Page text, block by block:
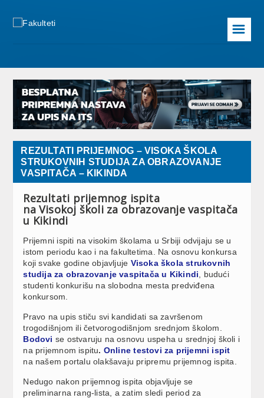
☰
REZULTATI PRIJEMNOG – VISOKA ŠKOLA
STRUKOVNIH STUDIJA ZA OBRAZOVANJE
VASPITAČA – KIKINDA
Rezultati prijemnog ispita
na Visokoj školi za obrazovanje vaspitača
u Kikindi
Prijemni ispiti na visokim školama u Srbiji odvijaju se u
istom periodu kao i na fakultetima. Na osnovu konkursa
koji svake godine objavljuje Visoka škola strukovnih
studija za obrazovanje vaspitača u Kikindi , budući
studenti konkurišu na slobodna mesta predviđena
konkursom.
Pravo na upis stiču svi kandidati sa završenom
trogodišnjom ili četvorogodišnjom srednjom školom.
Bodovi se ostvaruju na osnovu uspeha u srednjoj školi i
na prijemnom ispitu. Online testovi za prijemni ispit
na našem portalu olakšavaju pripremu prijemnog ispita.
Nedugo nakon prijemnog ispita objavljuje se
preliminarna rang-lista, a zatim sledi period za